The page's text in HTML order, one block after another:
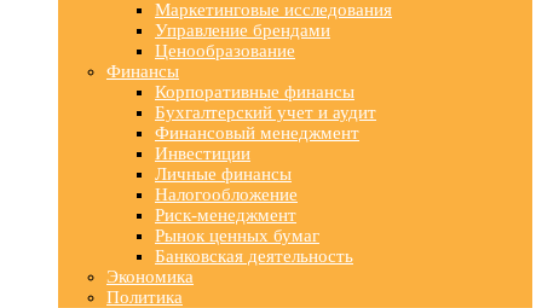
Маркетинговые исследования
Управление брендами
Ценообразование
Финансы
Корпоративные финансы
Бухгалтерский учет и аудит
Финансовый менеджмент
Инвестиции
Личные финансы
Налогообложение
Риск-менеджмент
Рынок ценных бумаг
Банковская деятельность
Экономика
Политика